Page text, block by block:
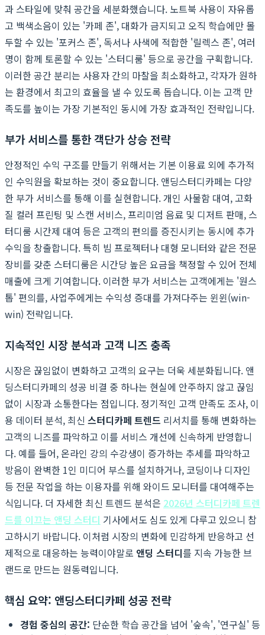
과 스타일에 맞춰 공간을 세분화했습니다. 노트북 사용이 자유롭
고 백색소음이 있는 '카페 존', 대화가 금지되고 오직 학습에만 몰
두할 수 있는 '포커스 존', 독서나 사색에 적합한 '릴렉스 존', 여러
명이 함께 토론할 수 있는 '스터디룸' 등으로 공간을 구획합니다.
이러한 공간 분리는 사용자 간의 마찰을 최소화하고, 각자가 원하
는 환경에서 최고의 효율을 낼 수 있도록 돕습니다. 이는 고객 만
족도를 높이는 가장 기본적인 동시에 가장 효과적인 전략입니다.
부가 서비스를 통한 객단가 상승 전략
안정적인 수익 구조를 만들기 위해서는 기본 이용료 외에 추가적
인 수익원을 확보하는 것이 중요합니다. 앤딩스터디카페는 다양
한 부가 서비스를 통해 이를 실현합니다. 개인 사물함 대여, 고화
질 컬러 프린팅 및 스캔 서비스, 프리미엄 음료 및 디저트 판매, 스
터디룸 시간제 대여 등은 고객의 편의를 증진시키는 동시에 추가
수익을 창출합니다. 특히 빔 프로젝터나 대형 모니터와 같은 전문
장비를 갖춘 스터디룸은 시간당 높은 요금을 책정할 수 있어 전체
매출에 크게 기여합니다. 이러한 부가 서비스는 고객에게는 '원스
톱' 편의를, 사업주에게는 수익성 증대를 가져다주는 윈윈(win-
win) 전략입니다.
지속적인 시장 분석과 고객 니즈 충족
시장은 끊임없이 변화하고 고객의 요구는 더욱 세분화됩니다. 앤
딩스터디카페의 성공 비결 중 하나는 현실에 안주하지 않고 끊임
없이 시장과 소통한다는 점입니다. 정기적인 고객 만족도 조사, 이
용 데이터 분석, 최신 스터디카페 트렌드 리서치를 통해 변화하는
고객의 니즈를 파악하고 이를 서비스 개선에 신속하게 반영합니
다. 예를 들어, 온라인 강의 수강생이 증가하는 추세를 파악하고
방음이 완벽한 1인 미디어 부스를 설치하거나, 코딩이나 디자인
등 전문 작업을 하는 이용자를 위해 와이드 모니터를 대여해주는
식입니다. 더 자세한 최신 트렌드 분석은 2026년 스터디카페 트렌
드를 이끄는 앤딩 스터디 기사에서도 심도 있게 다루고 있으니 참
고하시기 바랍니다. 이처럼 시장의 변화에 민감하게 반응하고 선
제적으로 대응하는 능력이야말로 앤딩 스터디를 지속 가능한 브
랜드로 만드는 원동력입니다.
핵심 요약: 앤딩스터디카페 성공 전략
경험 중심의 공간: 단순한 학습 공간을 넘어 '숲속', '연구실' 등